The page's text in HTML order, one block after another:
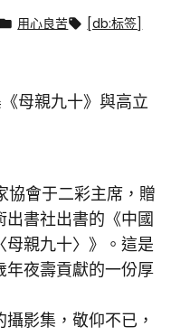
用心良苦 [db:标签]
母親九十》與高立
會于二彩主席，贈
書社出書的《中國
母親九十〉》。這是
年夜壽貢獻的一份厚
影集，敬仰不已，